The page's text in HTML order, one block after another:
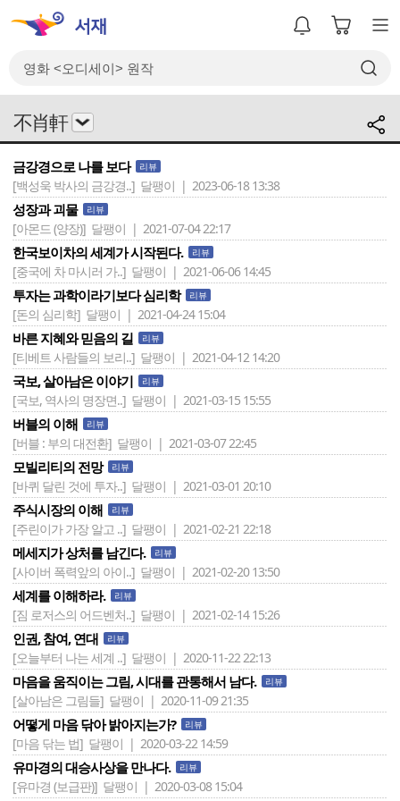
不肖軒
금강경으로 나를 보다 리뷰
[백성욱 박사의 금강경..] 달팽이 | 2023-06-18 13:38
성장과 괴물 리뷰
[아몬드 (양장)] 달팽이 | 2021-07-04 22:17
한국보이차의 세계가 시작된다. 리뷰
[중국에 차 마시러 가..] 달팽이 | 2021-06-06 14:45
투자는 과학이라기보다 심리학 리뷰
[돈의 심리학] 달팽이 | 2021-04-24 15:04
바른 지혜와 믿음의 길 리뷰
[티베트 사람들의 보리..] 달팽이 | 2021-04-12 14:20
국보, 살아남은 이야기 리뷰
[국보, 역사의 명장면..] 달팽이 | 2021-03-15 15:55
버블의 이해 리뷰
[버블 : 부의 대전환] 달팽이 | 2021-03-07 22:45
모빌리티의 전망 리뷰
[바퀴 달린 것에 투자..] 달팽이 | 2021-03-01 20:10
주식시장의 이해 리뷰
[주린이가 가장 알고 ..] 달팽이 | 2021-02-21 22:18
메세지가 상처를 남긴다. 리뷰
[사이버 폭력앞의 아이..] 달팽이 | 2021-02-20 13:50
세계를 이해하라. 리뷰
[짐 로저스의 어드벤처..] 달팽이 | 2021-02-14 15:26
인권, 참여, 연대 리뷰
[오늘부터 나는 세계 ..] 달팽이 | 2020-11-22 22:13
마음을 움직이는 그림, 시대를 관통해서 남다. 리뷰
[살아남은 그림들] 달팽이 | 2020-11-09 21:35
어떻게 마음 닦아 밝아지는가? 리뷰
[마음 닦는 법] 달팽이 | 2020-03-22 14:59
유마경의 대승사상을 만나다. 리뷰
[유마경 (보급판)] 달팽이 | 2020-03-08 15:04